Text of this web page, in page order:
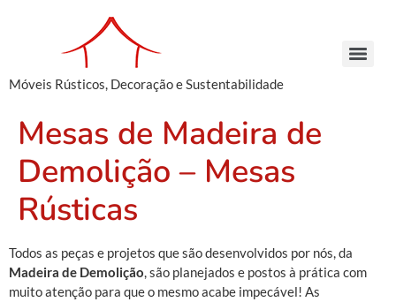
Móveis Rústicos, Decoração e Sustentabilidade
Mesas de Madeira de
Demolição – Mesas
Rústicas
Todos as peças e projetos que são desenvolvidos por nós, da
Madeira de Demolição, são planejados e postos à prática com
muito atenção para que o mesmo acabe impecável! As